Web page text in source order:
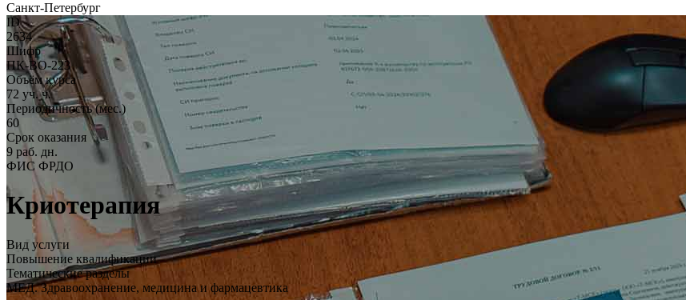
Санкт-Петербург
ID
2634
Шифр
ПК-ВО-223
Объём курса
72 уч. ч.
Периодичность (мес.)
60
Срок оказания
9 раб. дн.
ФИС ФРДО
Криотерапия
Вид услуги
Повышение квалификации
Тематические разделы
МЕД. Здравоохранение, медицина и фармацевтика